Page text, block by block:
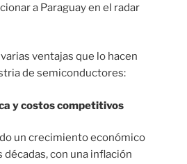
a Paraguay en el radar
ventajas que lo hacen
de semiconductores:
y costos competitivos
un crecimiento económico
con una inflación